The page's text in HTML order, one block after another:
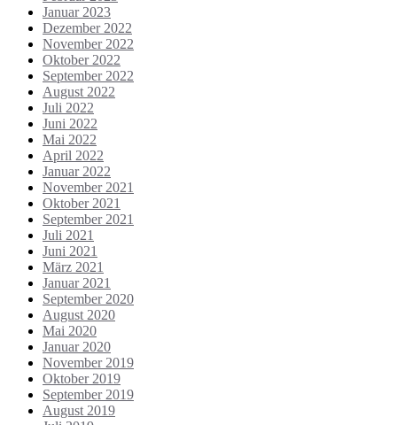
Januar 2023
Dezember 2022
November 2022
Oktober 2022
September 2022
August 2022
Juli 2022
Juni 2022
Mai 2022
April 2022
Januar 2022
November 2021
Oktober 2021
September 2021
Juli 2021
Juni 2021
März 2021
Januar 2021
September 2020
August 2020
Mai 2020
Januar 2020
November 2019
Oktober 2019
September 2019
August 2019